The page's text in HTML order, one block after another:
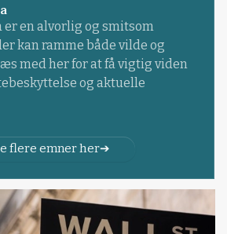
en alvorlig og smitsom
kan ramme både vilde og
med her for at få vigtig viden
og aktuelle
flere emner her